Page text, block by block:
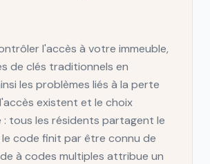
l'accès à votre immeuble,
de clés traditionnels en
les problèmes liés à la perte
existent et le choix
: tous les résidents partagent le
code finit par être connu de
à codes multiples attribue un